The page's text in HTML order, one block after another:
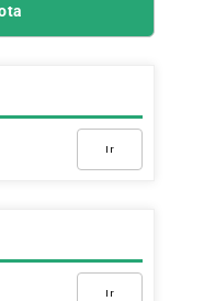
Ir
Ir